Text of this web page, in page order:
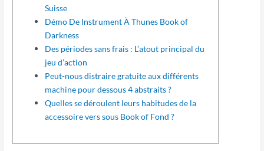
Suisse
Démo De Instrument À Thunes Book of
Darkness
Des périodes sans frais : L’atout principal du
jeu d’action
Peut-nous distraire gratuite aux différents
machine pour dessous 4 abstraits ?
Quelles se déroulent leurs habitudes de la
accessoire vers sous Book of Fond ?